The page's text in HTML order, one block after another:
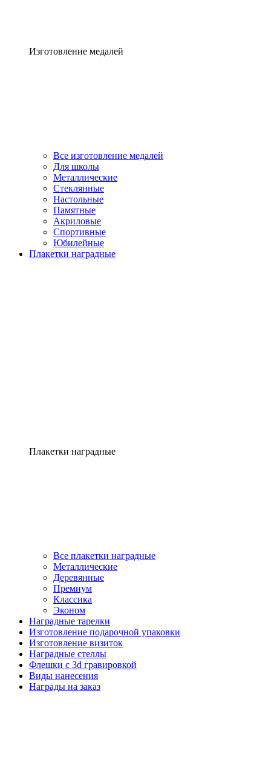
Изготовление медалей
Все изготовление медалей
Для школы
Металлические
Стеклянные
Настольные
Памятные
Акриловые
Спортивные
Юбилейные
Плакетки наградные
Плакетки наградные
Все плакетки наградные
Металлические
Деревянные
Премиум
Классика
Эконом
Наградные тарелки
Изготовление подарочной упаковки
Изготовление визиток
Наградные стеллы
Флешки с 3d гравировкой
Виды нанесения
Награды на заказ